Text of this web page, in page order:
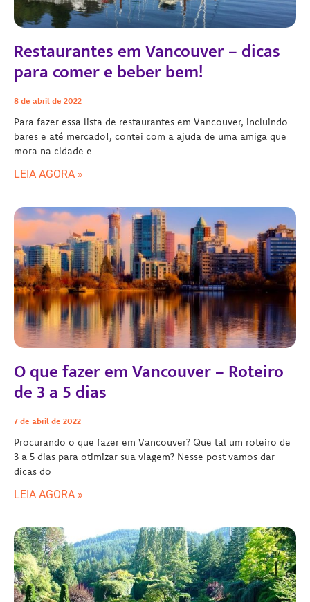
Restaurantes em Vancouver – dicas
para comer e beber bem!
8 de abril de 2022
Para fazer essa lista de restaurantes em Vancouver, incluindo
bares e até mercado!, contei com a ajuda de uma amiga que
mora na cidade e
LEIA AGORA »
O que fazer em Vancouver – Roteiro
de 3 a 5 dias
7 de abril de 2022
Procurando o que fazer em Vancouver? Que tal um roteiro de
3 a 5 dias para otimizar sua viagem? Nesse post vamos dar
dicas do
LEIA AGORA »